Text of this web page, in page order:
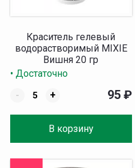
Краситель гелевый
водорастворимый MIXIE
Вишня 20 гр
• Достаточно
-
+
В корзину
95 ₽